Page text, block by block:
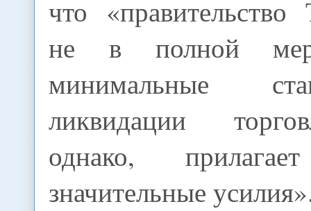
что «правительство
не в полной
минимальные
ликвидации
однако,
значительные